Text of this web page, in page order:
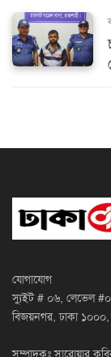
যোগাযোগ
স্যুইট # ০৬, লেভেল
বিজয়নগর, ঢাকা ১০০০,
সম্পাদকঃ সারোয়ার